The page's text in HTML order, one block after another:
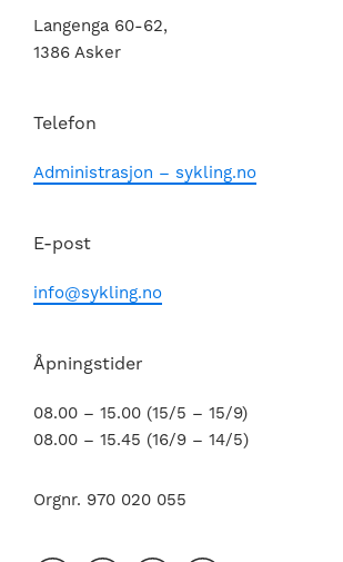
Langenga 60-62,
1386 Asker
Telefon
Administrasjon – sykling.no
E-post
info@sykling.no
Åpningstider
08.00 – 15.00 (15/5 – 15/9)
08.00 – 15.45 (16/9 – 14/5)
Orgnr. 970 020 055